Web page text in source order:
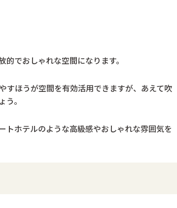
でおしゃれな空間になります。
すほうが空間を有効活用できますが、あえて吹
。
トホテルのような高級感やおしゃれな雰囲気を